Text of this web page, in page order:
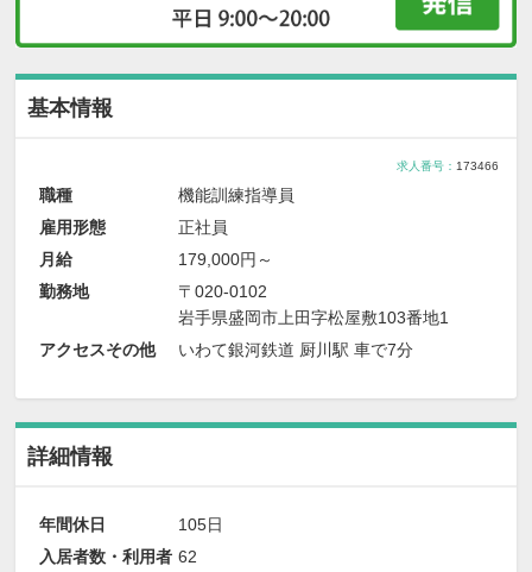
基本情報
求人番号： 173466
職種
機能訓練指導員
雇用形態
正社員
月給
179,000円～
勤務地
〒020-0102
岩手県盛岡市上田字松屋敷103番地1
アクセスその他
いわて銀河鉄道 厨川駅 車で7分
詳細情報
年間休日
105日
入居者数・利用者 62